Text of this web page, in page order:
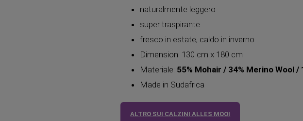
naturalmente leggero
super traspirante
fresco in estate, caldo in inverno
Dimension: 130 cm x 180 cm
Materiale: 55% Mohair / 34% Merino Wool /
Made in Sudafrica
ALTRO SUI CALZINI ALLES MOOI